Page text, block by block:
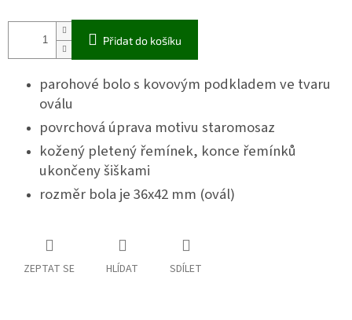
Přidat do košíku
parohové bolo s kovovým podkladem ve tvaru
oválu
povrchová úprava motivu staromosaz
kožený pletený řemínek, konce řemínků
ukončeny šiškami
rozměr bola je 36x42 mm (ovál)
ZEPTAT SE HLÍDAT SDÍLET